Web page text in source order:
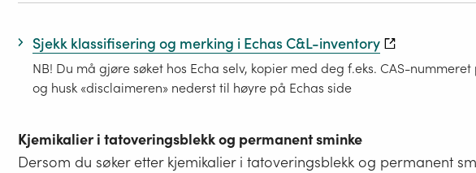
Sjekk klassifisering og merking i Echas C&L-inventory
NB! Du må gjøre søket hos Echa selv, kopier med deg f.eks. CAS-
og husk «disclaimeren» nederst til høyre på Echas side
Kjemikalier i tatoveringsblekk og permanent sminke
Dersom du søker etter kjemikalier i tatoveringsblekk og permanent